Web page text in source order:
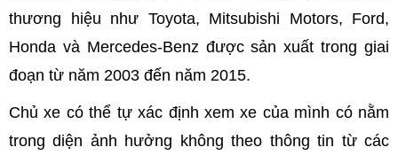
thương hiệu như Toyota, Mitsubishi Motors, Ford,
Honda và Mercedes-Benz được sản xuất trong giai
đoạn từ năm 2003 đến năm 2015.
Chủ xe có thể tự xác định xem xe của mình có nằm
trong diện ảnh hưởng không theo thông tin từ các